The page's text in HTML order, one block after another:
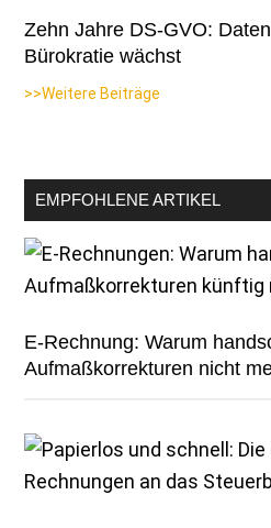
Zehn Jahre DS-GVO:
Bürokratie wächst
>>Weitere Beiträge
EMPFOHLENE ARTIKEL
E-Rechnung: Warum
Aufmaßkorrekturen nicht